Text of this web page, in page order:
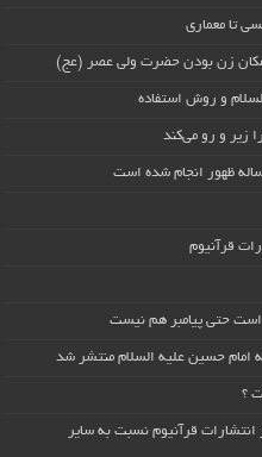
تا معماری
امکان زن بودن حضرت ولی عصر (عج)
و روش استفاده
زیر و رو می‌کند
ظهور انجام شده است
قرآنیوم
حتی پیامبر هم نیست
امام حسین علیه السلام منتشر شد
؟
قرآنیوم نسبت به سایر